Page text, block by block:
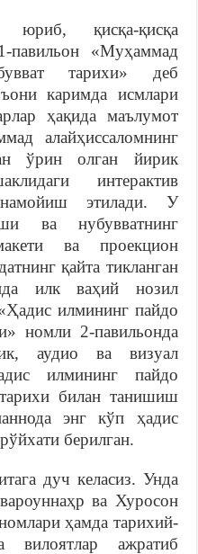
юриб, қисқа-қисқа
павильон «Муҳаммад
тарихи» деб
каримда исмлари
ҳақида маълумот
алайҳиссаломнинг
ўрин олган йирик
интерактив
этилади. У
ва нубувватнинг
ва проекцион
қайта тикланган
илк ваҳий нозил
илмининг пайдо
номли 2-павильонда
аудио ва визуал
илмининг пайдо
билан танишиш
энг кўп ҳадис
берилган.
дуч келасиз. Унда
ва Хуросон
ҳамда тарихий-
вилоятлар ажратиб